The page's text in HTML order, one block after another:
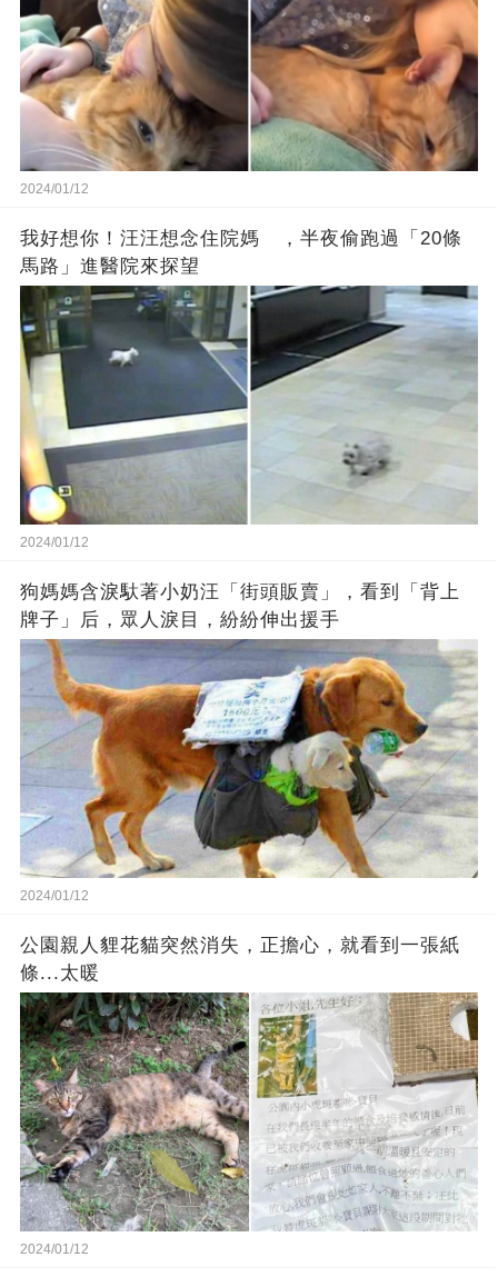
2024/01/12
我好想你！汪汪想念住院媽 ，半夜偷跑過「20條
馬路」進醫院來探望
2024/01/12
狗媽媽含淚馱著小奶汪「街頭販賣」，看到「背上
牌子」后，眾人淚目，紛紛伸出援手
2024/01/12
公園親人貍花貓突然消失，正擔心，就看到一張紙
條...太暖
2024/01/12